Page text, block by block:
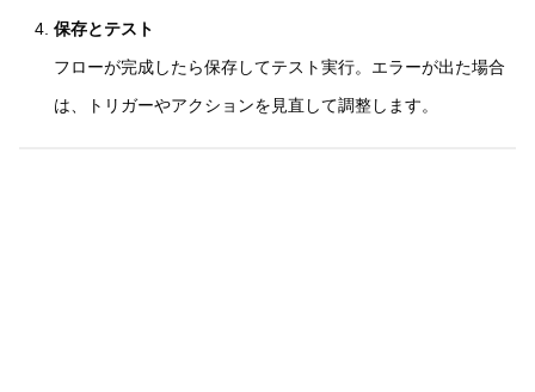
保存とテスト
フローが完成したら保存してテスト実行。エラーが出た場合
は、トリガーやアクションを見直して調整します。